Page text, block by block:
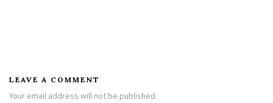
LEAVE A COMMENT
Your email address will not be published.